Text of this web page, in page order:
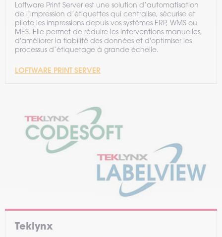
Loftware Print Server est une solution d’automatisation
de l’impression d’étiquettes qui centralise, sécurise et
pilote les impressions depuis vos systèmes ERP, WMS ou
MES. Elle permet de réduire les interventions manuelles,
d'améliorer la fiabilité des données et d'optimiser les
processus d’étiquetage à grande échelle.
LOFTWARE PRINT SERVER
Teklynx